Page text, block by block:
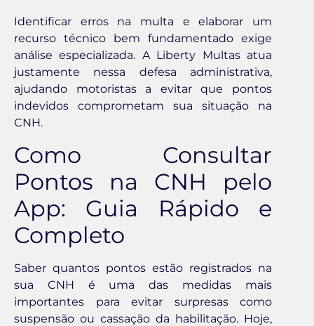
Identificar erros na multa e elaborar um
recurso técnico bem fundamentado exige
análise especializada. A Liberty Multas atua
justamente nessa defesa administrativa,
ajudando motoristas a evitar que pontos
indevidos comprometam sua situação na
CNH.
Como Consultar
Pontos na CNH pelo
App: Guia Rápido e
Completo
Saber quantos pontos estão registrados na
sua CNH é uma das medidas mais
importantes para evitar surpresas como
suspensão ou cassação da habilitação. Hoje,